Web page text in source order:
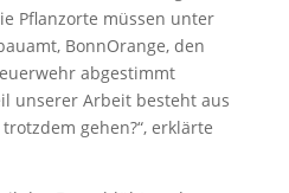
Pflanzorte müssen unter
BonnOrange, den
abgestimmt
unserer Arbeit besteht aus
gehen?“, erklärte